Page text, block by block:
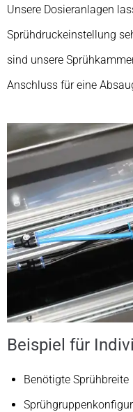
Unsere Dosieranlagen
Sprühdruckeinstellung
sind unsere
Anschluss für eine
Beispiel für
Benötigte Sprühbreite